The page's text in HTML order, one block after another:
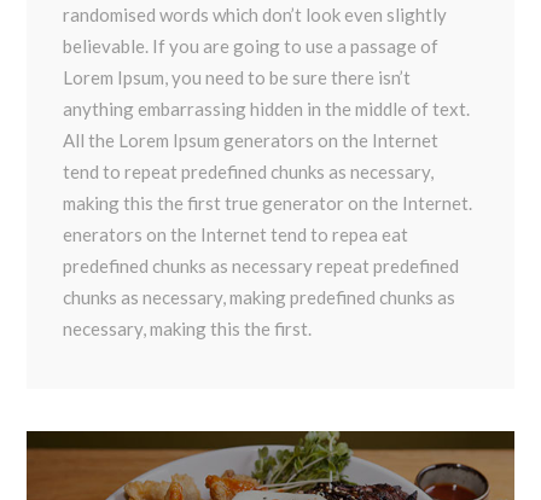
randomised words which don’t look even slightly
believable. If you are going to use a passage of
Lorem Ipsum, you need to be sure there isn’t
anything embarrassing hidden in the middle of text.
All the Lorem Ipsum generators on the Internet
tend to repeat predefined chunks as necessary,
making this the first true generator on the Internet.
enerators on the Internet tend to repea eat
predefined chunks as necessary repeat predefined
chunks as necessary, making predefined chunks as
necessary, making this the first.